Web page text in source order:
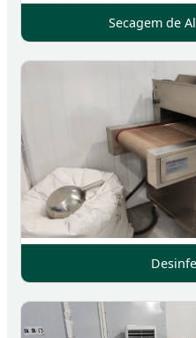
Secagem de